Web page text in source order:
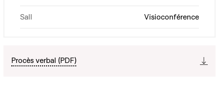
Sall Visioconférence
Procès verbal (PDF)